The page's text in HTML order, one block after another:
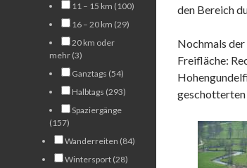
den Bereich
Nochmals
Freifläche:
geschotterten
11 – 15 km (100)
16 – 20 km (29)
20 km oder
mehr (3)
Ganztags (54)
Halbtags (293)
Spaziergänge
(157)
Wanderreiten (84)
Wintersport (28)